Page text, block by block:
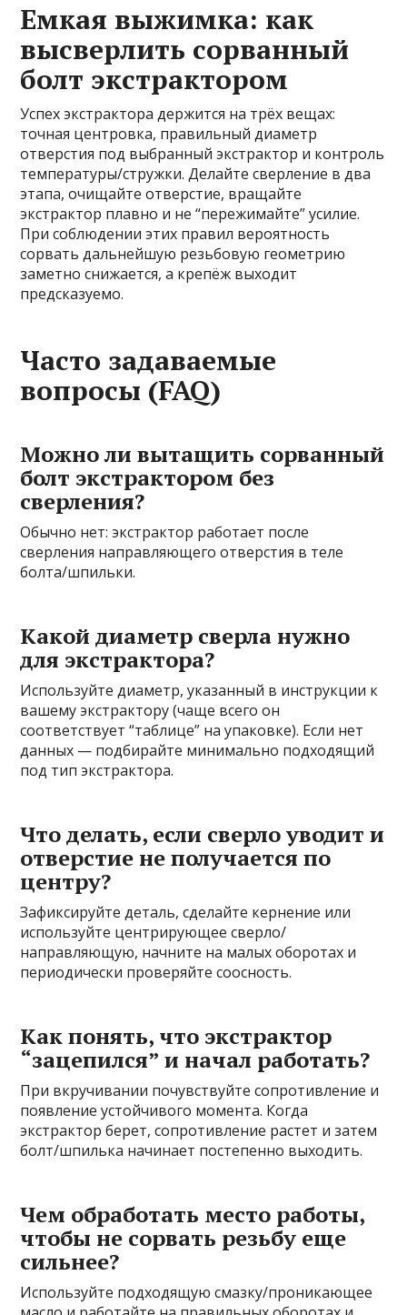
Емкая выжимка: как
высверлить сорванный
болт экстрактором
Успех экстрактора держится на трёх вещах:
точная центровка, правильный диаметр
отверстия под выбранный экстрактор и контроль
температуры/стружки. Делайте сверление в два
этапа, очищайте отверстие, вращайте
экстрактор плавно и не “пережимайте” усилие.
При соблюдении этих правил вероятность
сорвать дальнейшую резьбовую геометрию
заметно снижается, а крепёж выходит
предсказуемо.
Часто задаваемые
вопросы (FAQ)
Можно ли вытащить сорванный
болт экстрактором без
сверления?
Обычно нет: экстрактор работает после
сверления направляющего отверстия в теле
болта/шпильки.
Какой диаметр сверла нужно
для экстрактора?
Используйте диаметр, указанный в инструкции к
вашему экстрактору (чаще всего он
соответствует “таблице” на упаковке). Если нет
данных — подбирайте минимально подходящий
под тип экстрактора.
Что делать, если сверло уводит и
отверстие не получается по
центру?
Зафиксируйте деталь, сделайте кернение или
используйте центрирующее сверло/
направляющую, начните на малых оборотах и
периодически проверяйте соосность.
Как понять, что экстрактор
“зацепился” и начал работать?
При вкручивании почувствуйте сопротивление и
появление устойчивого момента. Когда
экстрактор берет, сопротивление растет и затем
болт/шпилька начинает постепенно выходить.
Чем обработать место работы,
чтобы не сорвать резьбу еще
сильнее?
Используйте подходящую смазку/проникающее